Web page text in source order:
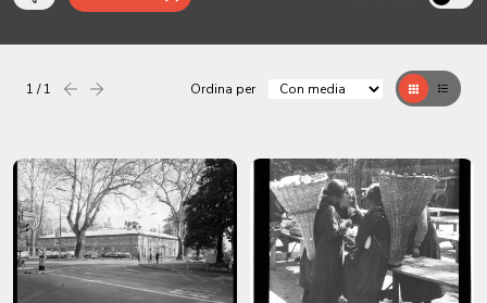
1 / 1 Precedentesuccessiva Ordina per GrigliaTable